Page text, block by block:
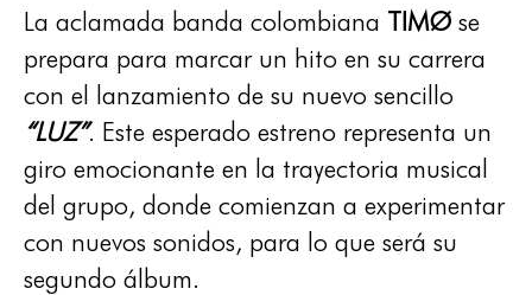
La aclamada banda colombiana TIMØ se
prepara para marcar un hito en su carrera
con el lanzamiento de su nuevo sencillo
“LUZ”. Este esperado estreno representa un
giro emocionante en la trayectoria musical
del grupo, donde comienzan a experimentar
con nuevos sonidos, para lo que será su
segundo álbum.